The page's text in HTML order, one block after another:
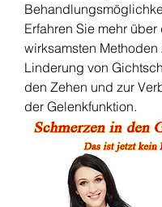
Erfahren Sie mehr über
wirksamsten Methoden
Linderung von
den Zehen und zur
der Gelenkfunktion.